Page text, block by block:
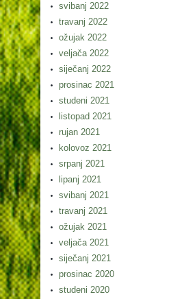
svibanj 2022
travanj 2022
ožujak 2022
veljača 2022
siječanj 2022
prosinac 2021
studeni 2021
listopad 2021
rujan 2021
kolovoz 2021
srpanj 2021
lipanj 2021
svibanj 2021
travanj 2021
ožujak 2021
veljača 2021
siječanj 2021
prosinac 2020
studeni 2020